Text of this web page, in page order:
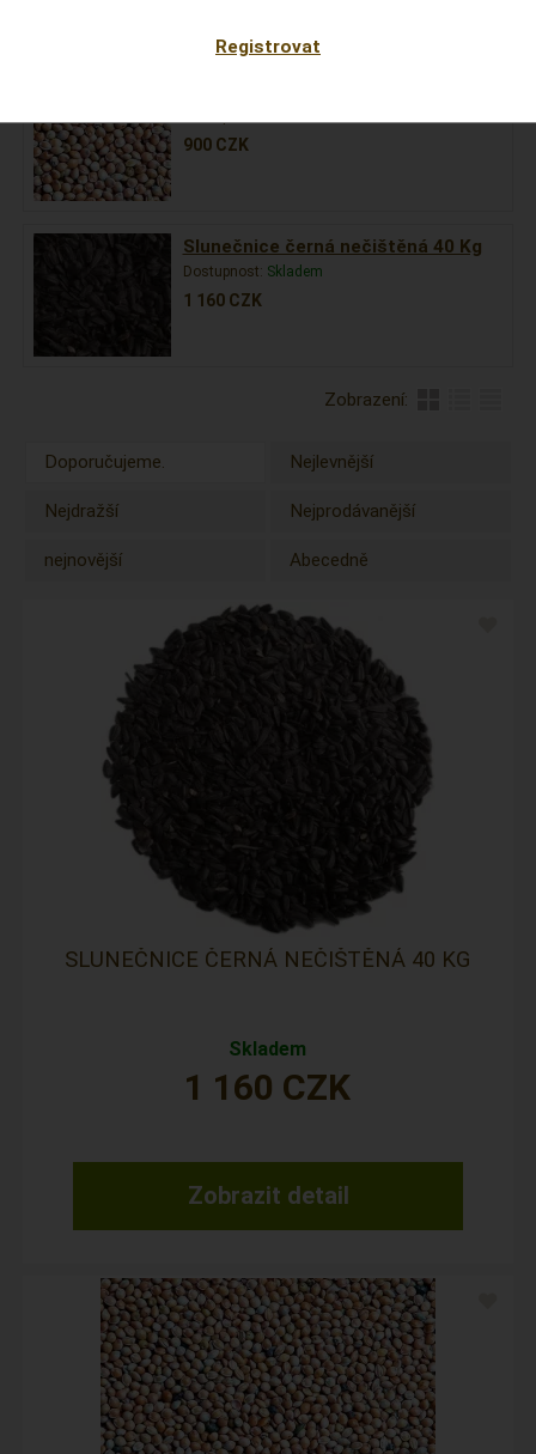
900 CZK
Slunečnice černá nečištěná 40 Kg
Dostupnost: Skladem
1 160 CZK
Zobrazení:
Doporučujeme. Nejlevnější
Nejdražší Nejprodávanější
nejnovější Abecedně
SLUNEČNICE ČERNÁ NEČIŠTĚNÁ 40 KG
Skladem
Zobrazit detail
1 160 CZK
Registrovat